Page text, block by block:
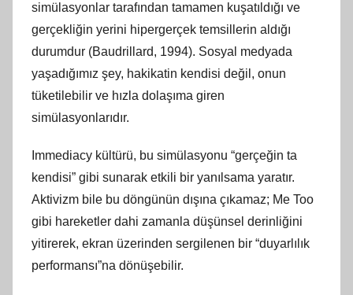
simülasyonlar tarafından tamamen kuşatıldığı ve
gerçekliğin yerini hipergerçek temsillerin aldığı
durumdur (Baudrillard, 1994). Sosyal medyada
yaşadığımız şey, hakikatin kendisi değil, onun
tüketilebilir ve hızla dolaşıma giren
simülasyonlarıdır.
Immediacy kültürü, bu simülasyonu “gerçeğin ta
kendisi” gibi sunarak etkili bir yanılsama yaratır.
Aktivizm bile bu döngünün dışına çıkamaz; Me Too
gibi hareketler dahi zamanla düşünsel derinliğini
yitirerek, ekran üzerinden sergilenen bir “duyarlılık
performansı”na dönüşebilir.